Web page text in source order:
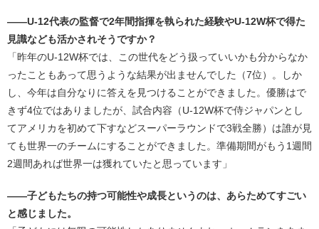
――U-12代表の監督で2年間指揮を執られた経験やU-12W杯で得た
見識なども活かされそうですか？
「昨年のU-12W杯では、この世代をどう扱っていいかも分からなか
ったこともあって思うような結果が出ませんでした（7位）。しか
し、今年は自分なりに答えを見つけることができました。優勝はで
きず4位ではありましたが、試合内容（U-12W杯で侍ジャパンとし
てアメリカを初めて下すなどスーパーラウンドで3戦全勝）は誰が見
ても世界一のチームにすることができました。準備期間がもう1週間
2週間あれば世界一は獲れていたと思っています」
――子どもたちの持つ可能性や成長というのは、あらためてすごい
と感じました。